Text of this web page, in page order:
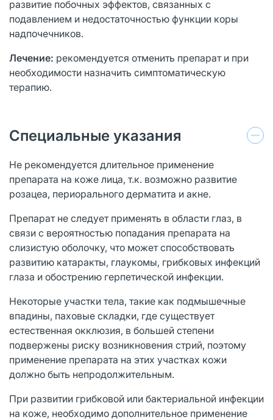
развитие побочных эффектов, связанных с
подавлением и недостаточностью функции коры
надпочечников.
Лечение: рекомендуется отменить препарат и при
необходимости назначить симптоматическую
терапию.
Специальные указания
Не рекомендуется длительное применение
препарата на коже лица, т.к. возможно развитие
розацеа, периорального дерматита и акне.
Препарат не следует применять в области глаз, в
связи с вероятностью попадания препарата на
слизистую оболочку, что может способствовать
развитию катаракты, глаукомы, грибковых инфекций
глаза и обострению герпетической инфекции.
Некоторые участки тела, такие как подмышечные
впадины, паховые складки, где существует
естественная окклюзия, в большей степени
подвержены риску возникновения стрий, поэтому
применение препарата на этих участках кожи
должно быть непродолжительным.
При развитии грибковой или бактериальной инфекции
на коже, необходимо дополнительное применение